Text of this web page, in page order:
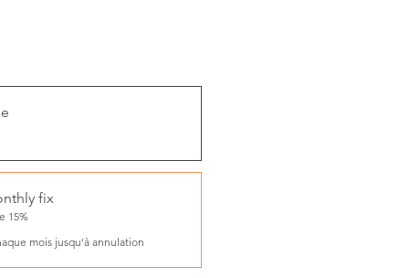
fix
15%
mois jusqu'à annulation